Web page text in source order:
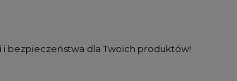
i bezpieczeństwa dla Twoich produktów!